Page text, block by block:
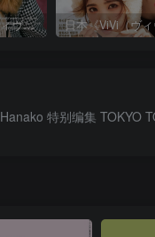
日本《ViVi（ヴィヴィ）》女性流行时尚杂志 PDF电子版【2025年·全年订阅】
Hanako 特别编集 TOKYO